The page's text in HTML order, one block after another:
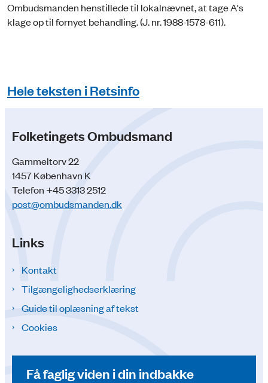
Ombudsmanden henstillede til lokalnævnet, at tage A's
klage op til fornyet behandling. (J. nr. 1988-1578-611).
Hele teksten i Retsinfo
Folketingets Ombudsmand
Gammeltorv 22
1457 København K
Telefon +45 3313 2512
post@ombudsmanden.dk
Links
Kontakt
Tilgængelighedserklæring
Guide til oplæsning af tekst
Cookies
Få faglig viden i din indbakke